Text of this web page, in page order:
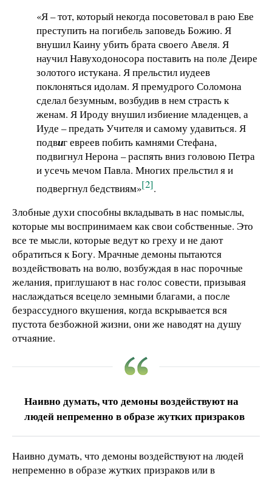
«Я – тот, который некогда посоветовал в раю Еве
преступить на погибель заповедь Божию. Я
внушил Каину убить брата своего Авеля. Я
научил Навуходоносора поставить на поле Деире
золотого истукана. Я прельстил иудеев
поклоняться идолам. Я премудрого Соломона
сделал безумным, возбудив в нем страсть к
женам. Я Ироду внушил избиение младенцев, а
Иуде – предать Учителя и самому удавиться. Я
подвиг евреев побить камнями Стефана,
подвигнул Нерона – распять вниз головою Петра
и усечь мечом Павла. Многих прельстил я и
подвергнул бедствиям»[2].
Злобные духи способны вкладывать в нас помыслы,
которые мы воспринимаем как свои собственные. Это
все те мысли, которые ведут ко греху и не дают
обратиться к Богу. Мрачные демоны пытаются
воздействовать на волю, возбуждая в нас порочные
желания, приглушают в нас голос совести, призывая
наслаждаться всецело земными благами, а после
безрассудного вкушения, когда вскрывается вся
пустота безбожной жизни, они же наводят на душу
отчаяние.
Наивно думать, что демоны воздействуют на
людей непременно в образе жутких призраков
Наивно думать, что демоны воздействуют на людей
непременно в образе жутких призраков или в